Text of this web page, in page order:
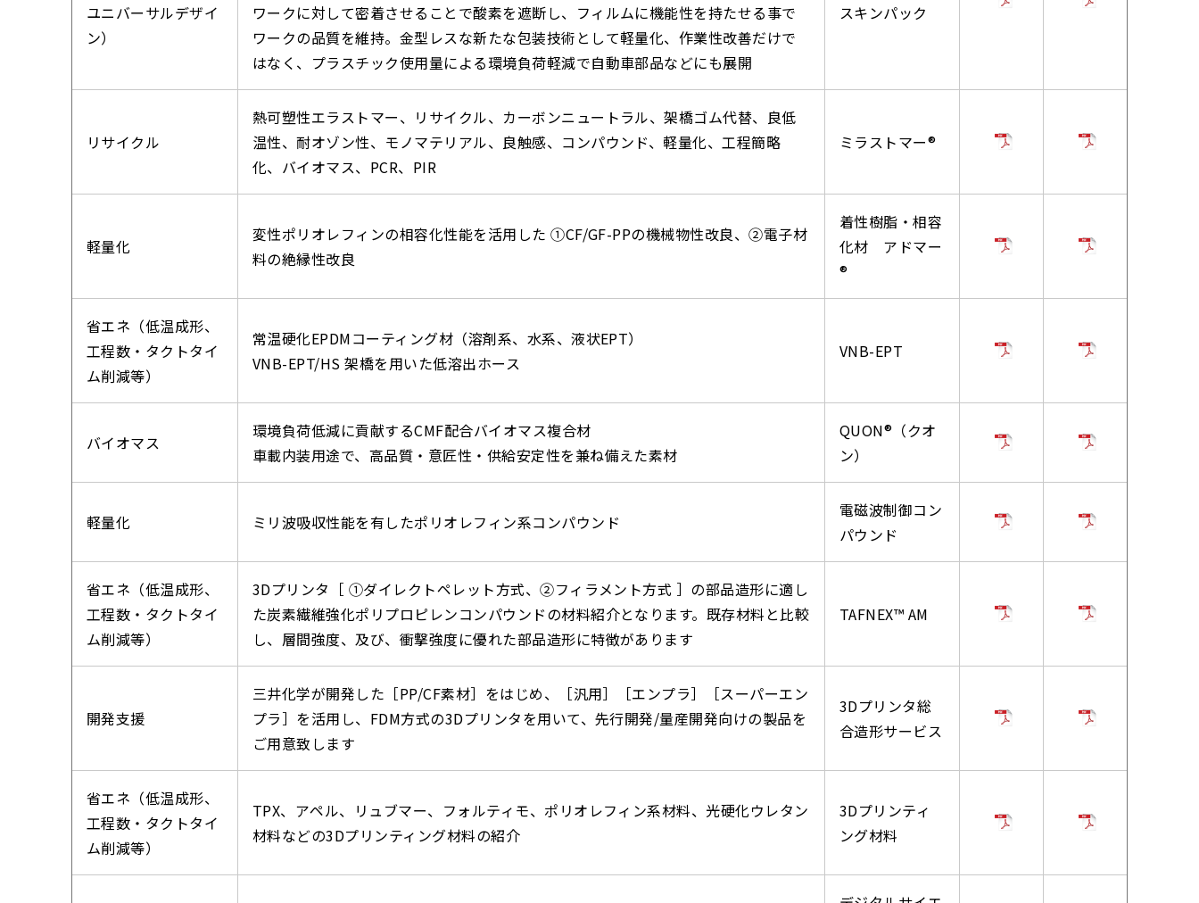
ユニバーサルデザイ
ン）
ワークに対して密着させることで酸素を遮断し、フィルムに機能性を持たせる事で
ワークの品質を維持。金型レスな新たな包装技術として軽量化、作業性改善だけで
はなく、プラスチック使用量による環境負荷軽減で自動車部品などにも展開
スキンパック
リサイクル
熱可塑性エラストマー、リサイクル、カーボンニュートラル、架橋ゴム代替、良低
温性、耐オゾン性、モノマテリアル、良触感、コンパウンド、軽量化、工程簡略
化、バイオマス、PCR、PIR
ミラストマー®
軽量化
変性ポリオレフィンの相容化性能を活用した ①CF/GF-PPの機械物性改良、②電子材
料の絶縁性改良
着性樹脂・相容
化材 アドマー
®
省エネ（低温成形、
工程数・タクトタイ
ム削減等）
常温硬化EPDMコーティング材（溶剤系、水系、液状EPT）
VNB-EPT/HS 架橋を用いた低溶出ホース
VNB-EPT
バイオマス
環境負荷低減に貢献するCMF配合バイオマス複合材
車載内装用途で、高品質・意匠性・供給安定性を兼ね備えた素材
QUON®（クオ
ン）
軽量化 ミリ波吸収性能を有したポリオレフィン系コンパウンド
電磁波制御コン
パウンド
省エネ（低温成形、
工程数・タクトタイ
ム削減等）
3Dプリンタ［ ➀ダイレクトペレット方式、②フィラメント方式 ］の部品造形に適し
た炭素繊維強化ポリプロピレンコンパウンドの材料紹介となります。既存材料と比較
し、層間強度、及び、衝撃強度に優れた部品造形に特徴があります
TAFNEX™ AM
開発支援
三井化学が開発した［PP/CF素材］をはじめ、［汎用］［エンプラ］［スーパーエン
プラ］を活用し、FDM方式の3Dプリンタを用いて、先行開発/量産開発向けの製品を
ご用意致します
3Dプリンタ総
合造形サービス
省エネ（低温成形、
工程数・タクトタイ
ム削減等）
TPX、アペル、リュブマー、フォルティモ、ポリオレフィン系材料、光硬化ウレタン
材料などの3Dプリンティング材料の紹介
3Dプリンティ
ング材料